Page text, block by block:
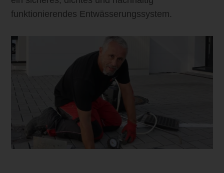
funktionierendes Entwässerungssystem.